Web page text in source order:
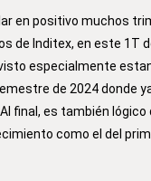
en positivo muchos
de Inditex, en este 1T
especialmente
de 2024 donde
final, es también lógico
como el del